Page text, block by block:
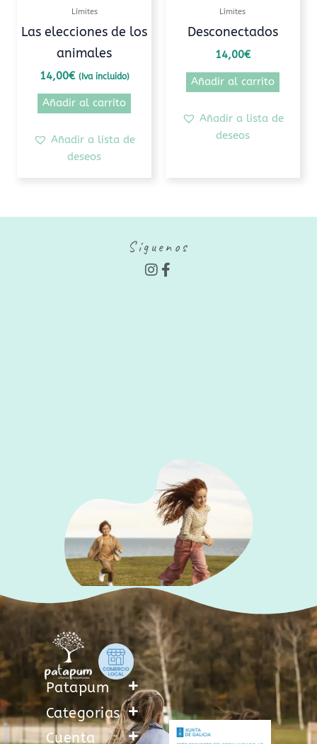
Límites
Las elecciones de los
animales
14,00€ (Iva incluido)
Añadir al carrito
Añadir a lista de
deseos
Límites
Desconectados
14,00€
Añadir al carrito
Añadir a lista de
deseos
Síguenos
I
n
F
a
Patapum
Categorias
Cuenta